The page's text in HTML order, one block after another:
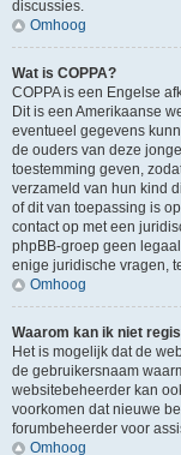
discussies.
Omhoog
Wat is COPPA?
COPPA is een Engelse
Dit is een Amerikaanse
eventueel gegevens
de ouders van deze
toestemming geven,
verzameld van hun kind
of dit van toepassing is
contact op met een
phpBB-groep geen
enige juridische vragen,
Omhoog
Waarom kan ik niet
Het is mogelijk dat de
de gebruikersnaam
websitebeheerder kan
voorkomen dat nieuwe
forumbeheerder voor
Omhoog